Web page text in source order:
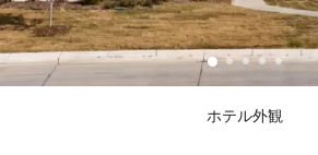
ホテル外観